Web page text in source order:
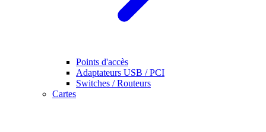
Points d'accès
Adaptateurs USB / PCI
Switches / Routeurs
Cartes